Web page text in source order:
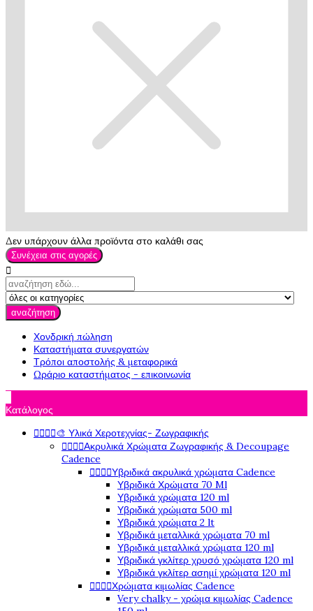
Δεν υπάρχουν άλλα προϊόντα στο καλάθι σας
Συνέχεια στις αγορές

αναζήτηση
Χονδρική πώληση
Καταστήματα συνεργατών
Τρόποι αποστολής & μεταφορικά
Ωράριο καταστήματος - επικοινωνία
Κατάλογος
🎨 Υλικά Χεροτεχνίας- Ζωγραφικής
Ακρυλικά Χρώματα Ζωγραφικής & Decoupage
Cadence
Υβριδικά ακρυλικά χρώματα Cadence
Υβριδικά Χρώματα 70 Ml
Υβριδικά χρώματα 120 ml
Υβριδικά χρώματα 500 ml
Υβριδικά χρώματα 2 lt
Υβριδικά μεταλλικά χρώματα 70 ml
Υβριδικά μεταλλικά χρώματα 120 ml
Υβριδικά γκλίτερ χρυσό χρώματα 120 ml
Υβριδικά γκλίτερ ασημί χρώματα 120 ml
Χρώματα κιμωλίας Cadence
Very chalky - χρώμα κιμωλίας Cadence